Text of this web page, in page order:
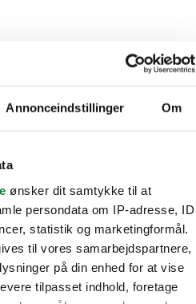
Annonceindstillinger Om
ønsker dit samtykke til at
persondata om IP-adresse, ID
statistik og marketingformål.
til vores samarbejdspartnere,
på din enhed for at vise
tilpasset indhold, foretage